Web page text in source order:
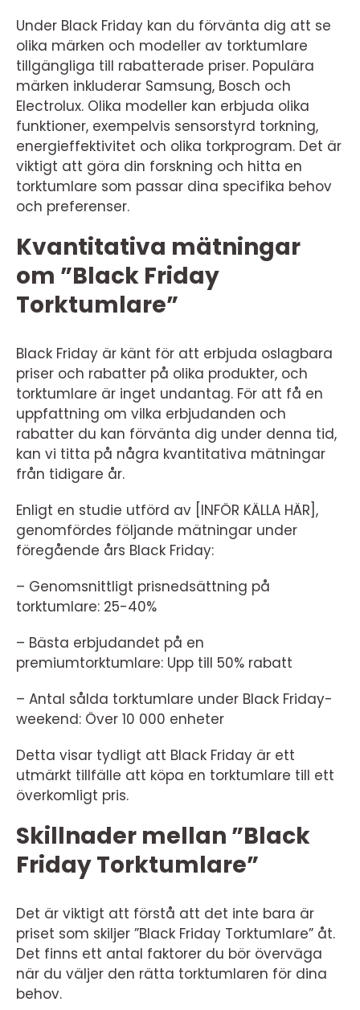
Under Black Friday kan du förvänta dig att se
olika märken och modeller av torktumlare
tillgängliga till rabatterade priser. Populära
märken inkluderar Samsung, Bosch och
Electrolux. Olika modeller kan erbjuda olika
funktioner, exempelvis sensorstyrd torkning,
energieffektivitet och olika torkprogram. Det är
viktigt att göra din forskning och hitta en
torktumlare som passar dina specifika behov
och preferenser.
Kvantitativa mätningar
om ”Black Friday
Torktumlare”
Black Friday är känt för att erbjuda oslagbara
priser och rabatter på olika produkter, och
torktumlare är inget undantag. För att få en
uppfattning om vilka erbjudanden och
rabatter du kan förvänta dig under denna tid,
kan vi titta på några kvantitativa mätningar
från tidigare år.
Enligt en studie utförd av [INFÖR KÄLLA HÄR],
genomfördes följande mätningar under
föregående års Black Friday:
– Genomsnittligt prisnedsättning på
torktumlare: 25-40%
– Bästa erbjudandet på en
premiumtorktumlare: Upp till 50% rabatt
– Antal sålda torktumlare under Black Friday-
weekend: Över 10 000 enheter
Detta visar tydligt att Black Friday är ett
utmärkt tillfälle att köpa en torktumlare till ett
överkomligt pris.
Skillnader mellan ”Black
Friday Torktumlare”
Det är viktigt att förstå att det inte bara är
priset som skiljer ”Black Friday Torktumlare” åt.
Det finns ett antal faktorer du bör överväga
när du väljer den rätta torktumlaren för dina
behov.